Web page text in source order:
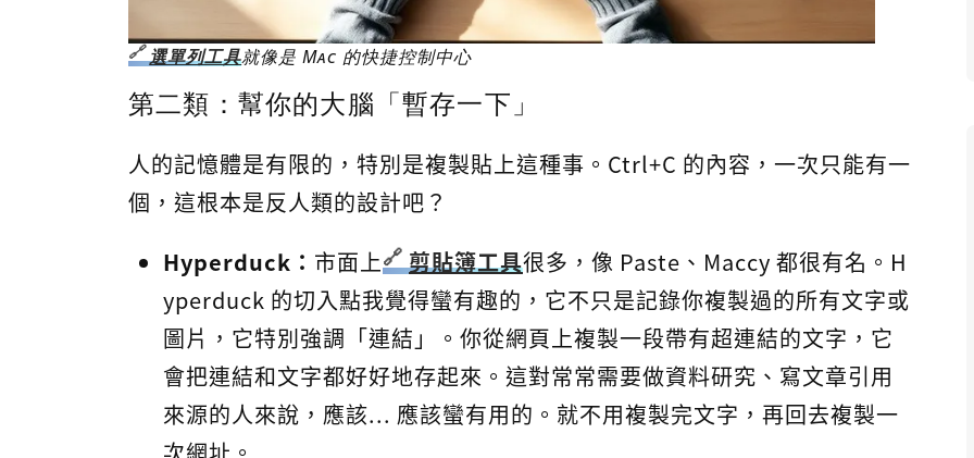
選單列工具就像是 Mac 的快捷控制中心
第二類：幫你的大腦「暫存一下」
人的記憶體是有限的，特別是複製貼上這種事。Ctrl+C 的內容，一次只能有一
個，這根本是反人類的設計吧？
Hyperduck： 市面上 剪貼簿工具很多，像 Paste、Maccy 都很有名。H
yperduck 的切入點我覺得蠻有趣的，它不只是記錄你複製過的所有文字或
圖片，它特別強調「連結」。你從網頁上複製一段帶有超連結的文字，它
會把連結和文字都好好地存起來。這對常常需要做資料研究、寫文章引用
來源的人來說，應該... 應該蠻有用的。就不用複製完文字，再回去複製一